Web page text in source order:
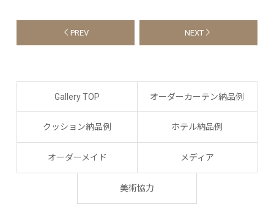
PREV NEXT
Gallery TOP オーダーカーテン納品例
クッション納品例 ホテル納品例
オーダーメイド メディア
美術協力